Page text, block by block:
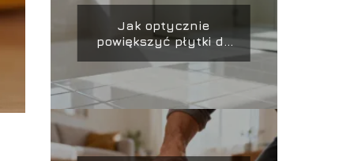
Jak optycznie
powiększyć płytki do